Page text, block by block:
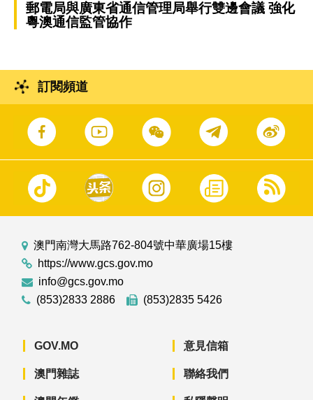
郵電局與廣東省通信管理局舉行雙邊會議 強化
粵澳通信監管協作
訂閱頻道
澳門南灣大馬路762-804號中華廣場15樓
https://www.gcs.gov.mo
info@gcs.gov.mo
(853)2833 2886
(853)2835 5426
GOV.MO
澳門雜誌
意見信箱
聯絡我們